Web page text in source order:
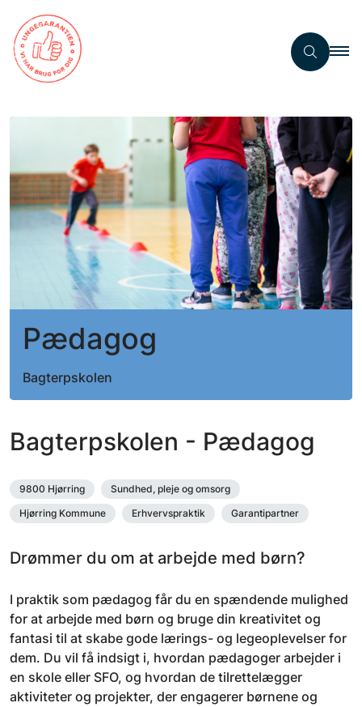
Pædagog
Bagterpskolen
Bagterpskolen - Pædagog
9800 Hjørring
Sundhed, pleje og omsorg
Hjørring Kommune
Erhvervspraktik Garantipartner
Drømmer du om at arbejde med børn?
I praktik som pædagog får du en spændende mulighed
for at arbejde med børn og bruge din kreativitet og
fantasi til at skabe gode lærings- og legeoplevelser for
dem. Du vil få indsigt i, hvordan pædagoger arbejder i
en skole eller SFO, og hvordan de tilrettelægger
aktiviteter og projekter, der engagerer børnene og